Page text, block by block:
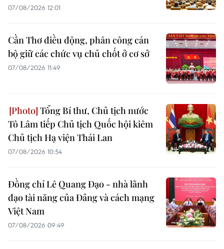
07/08/2026 12:01
Cần Thơ điều động, phân công cán
bộ giữ các chức vụ chủ chốt ở cơ sở
07/08/2026 11:49
Tổng Bí thư, Chủ tịch nước
Tô Lâm tiếp Chủ tịch Quốc hội kiêm
Chủ tịch Hạ viện Thái Lan
07/08/2026 10:54
Đồng chí Lê Quang Đạo - nhà lãnh
đạo tài năng của Đảng và cách mạng
Việt Nam
07/08/2026 09:49